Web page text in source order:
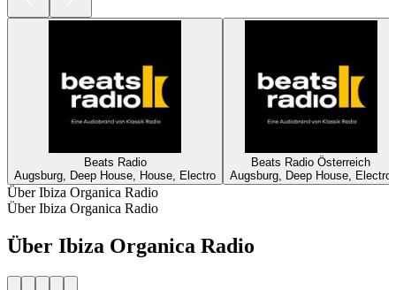
Beats Radio
Augsburg, Deep House, House, Electro
Beats Radio Österreich
Augsburg, Deep House, Electro
Über Ibiza Organica Radio
Über Ibiza Organica Radio
Über Ibiza Organica Radio